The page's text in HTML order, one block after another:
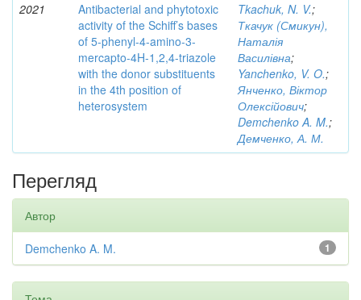
2021
Antibacterial and phytotoxic
activity of the Schiff’s bases
of 5-phenyl-4-amino-3-
mercapto-4H-1,2,4-triazole
with the donor substituents
in the 4th position of
heterosystem
Tkachuk, N. V.;
Ткачук (Смикун),
Наталія
Василівна;
Yanchenko, V. O.;
Янченко, Віктор
Олексійович;
Demchenko A. M.;
Демченко, А. М.
Перегляд
Автор
1
Demchenko A. M.